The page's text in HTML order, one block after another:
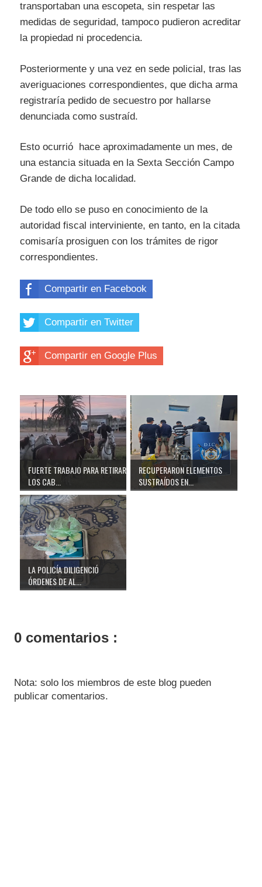
transportaban una escopeta, sin respetar las
medidas de seguridad, tampoco pudieron acreditar
la propiedad ni procedencia.
Posteriormente y una vez en sede policial, tras las
averiguaciones correspondientes, que dicha arma
registraría pedido de secuestro por hallarse
denunciada como sustraíd.
Esto ocurrió hace aproximadamente un mes, de
una estancia situada en la Sexta Sección Campo
Grande de dicha localidad.
De todo ello se puso en conocimiento de la
autoridad fiscal interviniente, en tanto, en la citada
comisaría prosiguen con los trámites de rigor
correspondientes.
Compartir en Facebook
Compartir en Twitter
Compartir en Google Plus
FUERTE TRABAJO PARA RETIRAR
LOS CAB...
RECUPERARON ELEMENTOS
SUSTRAÍDOS EN...
LA POLICÍA DILIGENCIÓ
ÓRDENES DE AL...
0 comentarios :
Nota: solo los miembros de este blog pueden
publicar comentarios.